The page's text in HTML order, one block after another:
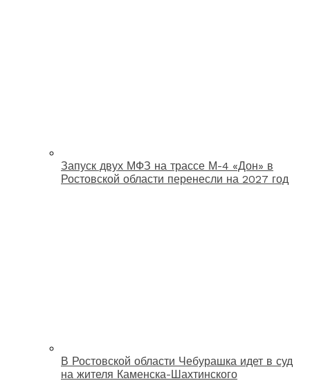
Запуск двух МФЗ на трассе М-4 «Дон» в
Ростовской области перенесли на 2027 год
В Ростовской области Чебурашка идет в суд
на жителя Каменска-Шахтинского